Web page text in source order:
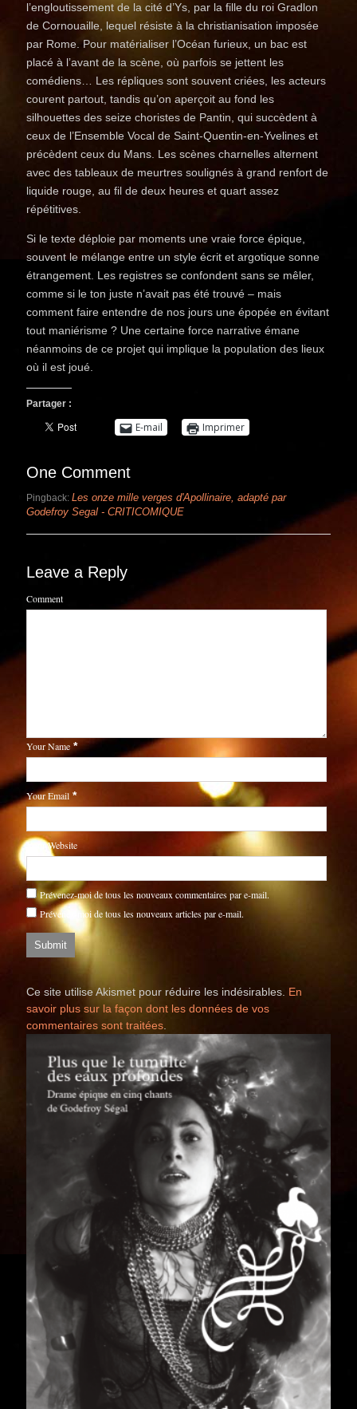
l’engloutissement de la cité d’Ys, par la fille du roi Gradlon
de Cornouaille, lequel résiste à la christianisation imposée
par Rome. Pour matérialiser l’Océan furieux, un bac est
placé à l’avant de la scène, où parfois se jettent les
comédiens… Les répliques sont souvent criées, les acteurs
courent partout, tandis qu’on aperçoit au fond les
silhouettes des seize choristes de Pantin, qui succèdent à
ceux de l’Ensemble Vocal de Saint-Quentin-en-Yvelines et
précèdent ceux du Mans. Les scènes charnelles alternent
avec des tableaux de meurtres soulignés à grand renfort de
liquide rouge, au fil de deux heures et quart assez
répétitives.
Si le texte déploie par moments une vraie force épique,
souvent le mélange entre un style écrit et argotique sonne
étrangement. Les registres se confondent sans se mêler,
comme si le ton juste n’avait pas été trouvé – mais
comment faire entendre de nos jours une épopée en évitant
tout maniérisme ? Une certaine force narrative émane
néanmoins de ce projet qui implique la population des lieux
où il est joué.
Partager :
E-mail Imprimer
One Comment
Pingback:Les onze mille verges d'Apollinaire, adapté par
Godefroy Segal - CRITICOMIQUE
Leave a Reply
Comment
Your Name *
Your Email *
Your Website
Prévenez-moi de tous les nouveaux commentaires par e-mail.
Prévenez-moi de tous les nouveaux articles par e-mail.
Ce site utilise Akismet pour réduire les indésirables. En
savoir plus sur la façon dont les données de vos
commentaires sont traitées.